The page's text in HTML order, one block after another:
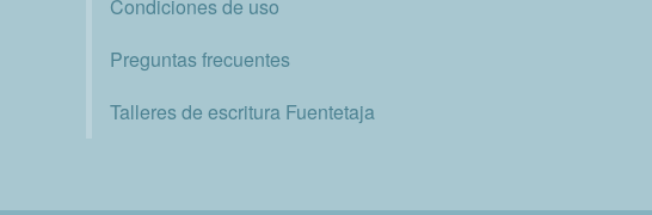
Condiciones de uso
Preguntas frecuentes
Talleres de escritura Fuentetaja